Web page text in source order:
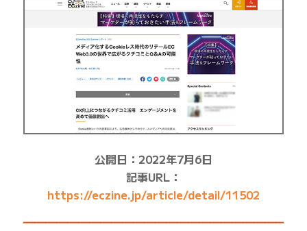
公開日：2022年7月6日
記事URL：
https://eczine.jp/article/detail/11502